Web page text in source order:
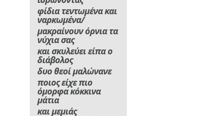
φίδια τεντωμένα και
ναρκωμένα/
μακραίνουν όρνια τα
νύχια σας
και σκυλεύει είπα ο
διάβολος
δυο θεοί μαλώνανε
ποιος είχε πιο
όμορφα κόκκινα
μάτια
και μεμιάς